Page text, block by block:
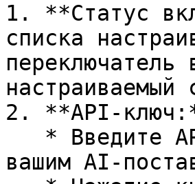
1. **Статус
списка
настраиваемый
2. **API-
вашим AI-